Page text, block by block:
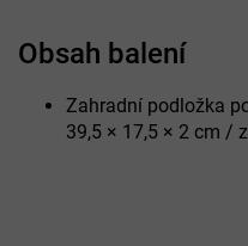
Obsah balení
Zahradní podložka
39,5 × 17,5 × 2 cm /